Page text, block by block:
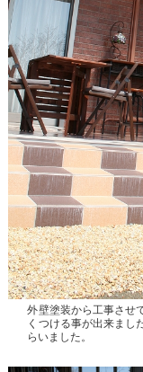
外壁塗装から工事させ
くつける事が出来まし
らいました。